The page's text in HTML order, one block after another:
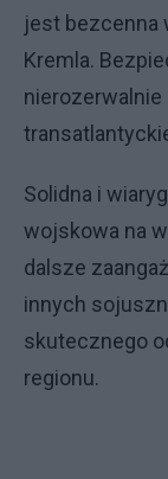
jest bezcenna
Kremla.
nierozerwalnie
Solidna i
wojskowa na
dalsze
innych
skutecznego
regionu.